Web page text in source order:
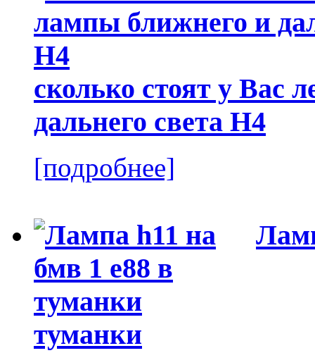
сколько стоят у Вас
дальнего света Н4
[подробнее]
туманки